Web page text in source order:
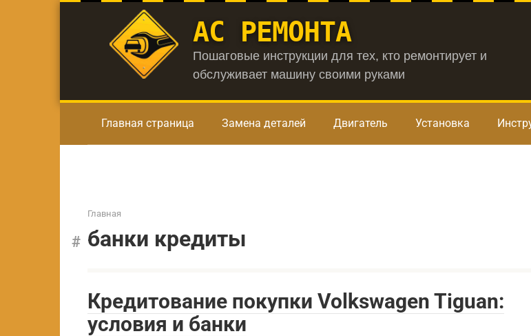
АС РЕМОНТА
Пошаговые инструкции для тех, кто ремонтирует и
обслуживает машину своими руками
Главная страница Замена деталей Двигатель Установка
Главная
банки кредиты
Кредитование покупки Volkswagen Tiguan:
условия и банки